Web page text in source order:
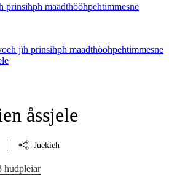
prinsihph maadthööhpehtimmesne
jïh prinsihph maadthööhpehtimmesne
åssjele
Juekieh
hudpleiar